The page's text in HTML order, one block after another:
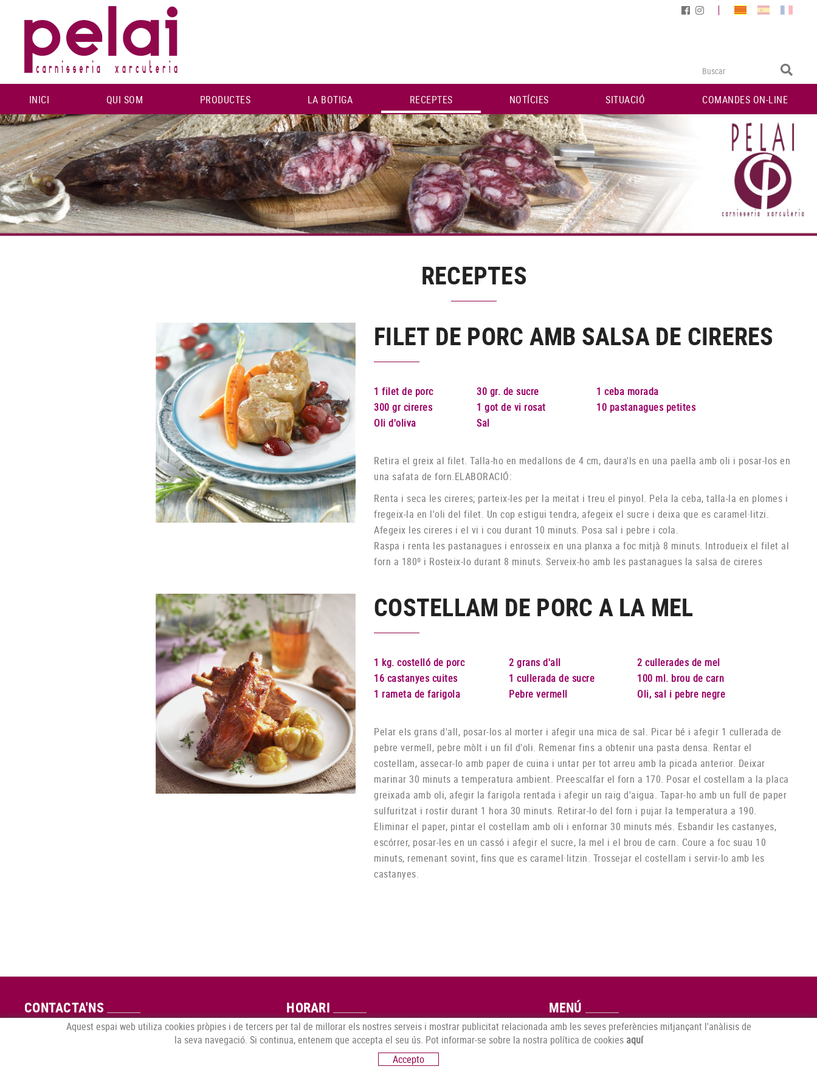
INICI QUI SOM PRODUCTES LA BOTIGA RECEPTES NOTÍCIES SITUACIÓ COMANDES ON-LINE
RECEPTES
FILET DE PORC AMB SALSA DE CIRERES
1 filet de porc 30 gr. de sucre
1 ceba morada
300 gr cireres
1 got de vi rosat
10 pastanagues petites
Oli d'oliva
Sal
Retira el greix al filet. Talla-ho en medallons de 4 cm, daura'ls en una paella amb oli i posar-los en
una safata de forn.ELABORACIÓ:
Renta i seca les cireres; parteix-les per la meitat i treu el pinyol. Pela la ceba, talla-la en plomes i
fregeix-la en l'oli del filet. Un cop estigui tendra, afegeix el sucre i deixa que es caramel·litzi.
Afegeix les cireres i el vi i cou durant 10 minuts. Posa sal i pebre i cola.
Raspa i renta les pastanagues i enrosseix en una planxa a foc mitjà 8 minuts. Introdueix el filet al
forn a 180º i Rosteix-lo durant 8 minuts. Serveix-ho amb les pastanagues la salsa de cireres
COSTELLAM DE PORC A LA MEL
1 kg. costelló de porc 2 grans d'all
2 cullerades de mel
16 castanyes cuites
1 cullerada de sucre
100 ml. brou de carn
1 rameta de farigola
Pebre vermell Oli, sal i pebre negre
Pelar els grans d'all, posar-los al morter i afegir una mica de sal. Picar bé i afegir 1 cullerada de
pebre vermell, pebre mòlt i un fil d'oli. Remenar fins a obtenir una pasta densa. Rentar el
costellam, assecar-lo amb paper de cuina i untar per tot arreu amb la picada anterior. Deixar
marinar 30 minuts a temperatura ambient. Preescalfar el forn a 170. Posar el costellam a la placa
greixada amb oli, afegir la farigola rentada i afegir un raig d'aigua. Tapar-ho amb un full de paper
sulfuritzat i rostir durant 1 hora 30 minuts. Retirar-lo del forn i pujar la temperatura a 190.
Eliminar el paper, pintar el costellam amb oli i enfornar 30 minuts més. Esbandir les castanyes,
escórrer, posar-les en un cassó i afegir el sucre, la mel i el brou de carn. Coure a foc suau 10
minuts, remenant sovint, fins que es caramel·litzin. Trossejar el costellam i servir-lo amb les
castanyes.
CONTACTA'NS
C/ Espolla, 14,
HORARI
- HIVERN:De dimarts a divendres (9h.-13:30h./17h -20h.)
Dissabte (8:30h.-13:30h./16:30h -19h.) Dilluns tancat
De dilluns a divendres (9h.-13:30h./17h -20h.)
MENÚ
INICI
QUI SOM
PRODUCTES
Aquest espai web utiliza cookies pròpies i de tercers per tal de millorar els nostres serveis i mostrar publicitat relacionada amb les seves preferències mitjançant l'anàlisis de
la seva navegació. Si continua, entenem que accepta el seu ús. Pot informar-se sobre la nostra política de cookies aquí
Accepto